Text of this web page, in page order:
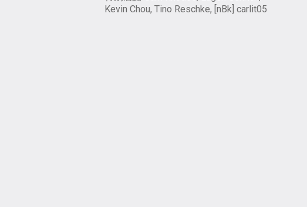
Kevin Chou, Tino Reschke, [nBk] carlit05